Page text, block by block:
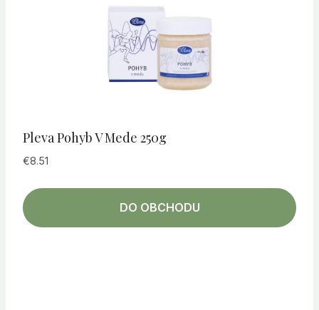
Pleva Pohyb V Mede 250g
€8.51
DO OBCHODU